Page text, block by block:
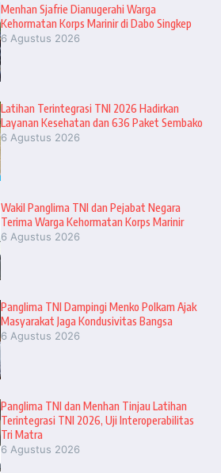
Menhan Sjafrie Dianugerahi Warga
Kehormatan Korps Marinir di Dabo Singkep
6 Agustus 2026
Latihan Terintegrasi TNI 2026 Hadirkan
Layanan Kesehatan dan 636 Paket Sembako
6 Agustus 2026
Wakil Panglima TNI dan Pejabat Negara
Terima Warga Kehormatan Korps Marinir
6 Agustus 2026
Panglima TNI Dampingi Menko Polkam Ajak
Masyarakat Jaga Kondusivitas Bangsa
6 Agustus 2026
Panglima TNI dan Menhan Tinjau Latihan
Terintegrasi TNI 2026, Uji Interoperabilitas
Tri Matra
6 Agustus 2026